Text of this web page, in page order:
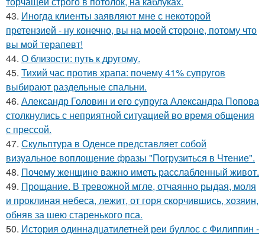
43. Иногда клиенты заявляют мне с некоторой
претензией - ну конечно, вы на моей стороне, потому что
вы мой терапевт!
44. О близости: путь к другому.
45. Тихий час против храпа: почему 41% супругов
выбирают раздельные спальни.
46. Александр Головин и его супруга Александра Попова
столкнулись с неприятной ситуацией во время общения
с прессой.
47. Скульптура в Оденсе представляет собой
визуальное воплощение фразы "Погрузиться в Чтение".
48. Почему женщине важно иметь расслабленный живот.
49. Прощание. В тревожной мгле, отчаянно рыдая, моля
и проклиная небеса, лежит, от горя скорчившись, хозяин,
обняв за шею старенького пса.
50. История одиннадцатилетней реи буллос с Филиппин -